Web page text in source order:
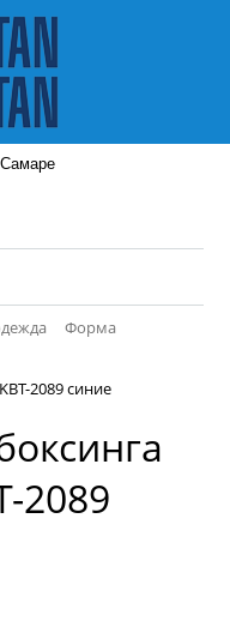
99
Форма
2089 синие
2089